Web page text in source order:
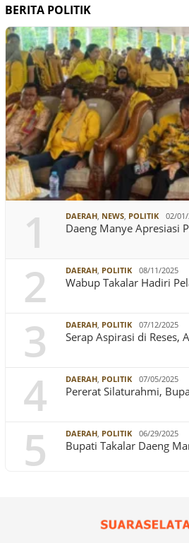
BERITA POLITIK
1 DAERAH, NEWS, POLITIK 02/
Daeng Manye Apresiasi
2 DAERAH, POLITIK 08/11/2025
Wabup Takalar Hadiri
3 DAERAH, POLITIK 07/12/2025
Serap Aspirasi di Reses,
4 DAERAH, POLITIK 07/05/2025
Pererat Silaturahmi,
5 DAERAH, POLITIK 06/29/2025
Bupati Takalar Daeng